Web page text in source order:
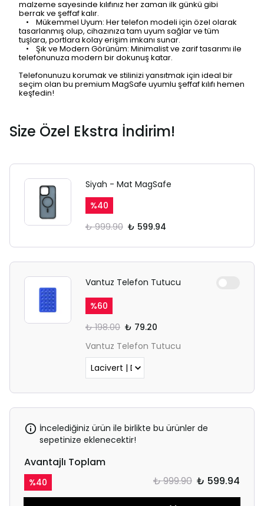
malzeme sayesinde kılıfınız her zaman ilk günkü gibi
berrak ve şeffaf kalır.
• Mükemmel Uyum: Her telefon modeli için özel olarak
tasarlanmış olup, cihazınıza tam uyum sağlar ve tüm
tuşlara, portlara kolay erişim imkanı sunar.
• Şık ve Modern Görünüm: Minimalist ve zarif tasarımı ile
telefonunuza modern bir dokunuş katar.
Telefonunuzu korumak ve stilinizi yansıtmak için ideal bir
seçim olan bu premium MagSafe uyumlu şeffaf kılıfı hemen
keşfedin!
Size Özel Ekstra İndirim!
Siyah - Mat MagSafe
%40
₺ 999.90 ₺ 599.94
Vantuz Telefon Tutucu
%60
₺ 198.00 ₺ 79.20
Vantuz Telefon Tutucu
İncelediğiniz ürün ile birlikte bu ürünler de
sepetinize eklenecektir!
Avantajlı Toplam
%40 ₺ 999.90 ₺ 599.94